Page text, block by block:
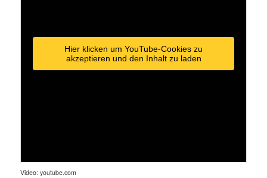
Hier klicken um YouTube-Cookies zu
akzeptieren und den Inhalt zu laden
Video: youtube.com